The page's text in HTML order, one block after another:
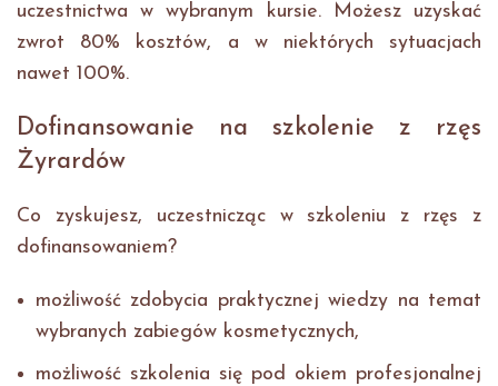
uczestnictwa w wybranym kursie. Możesz uzyskać
zwrot 80% kosztów, a w niektórych sytuacjach
nawet 100%.
Dofinansowanie na szkolenie z rzęs
Żyrardów
Co zyskujesz, uczestnicząc w szkoleniu z rzęs z
dofinansowaniem?
możliwość zdobycia praktycznej wiedzy na temat
wybranych zabiegów kosmetycznych,
możliwość szkolenia się pod okiem profesjonalnej